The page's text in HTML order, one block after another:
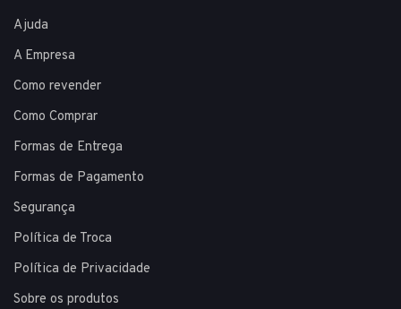
Ajuda
A Empresa
Como revender
Como Comprar
Formas de Entrega
Formas de Pagamento
Segurança
Política de Troca
Política de Privacidade
Sobre os produtos